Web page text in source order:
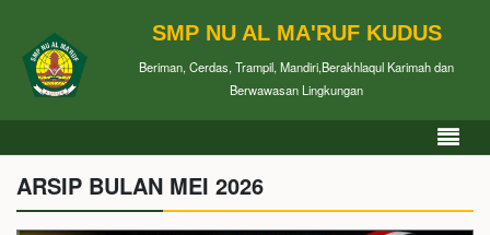
SMP NU AL MA'RUF KUDUS
Beriman, Cerdas, Trampil, Mandiri,Berakhlaqul Karimah dan
Berwawasan Lingkungan
ARSIP BULAN MEI 2026